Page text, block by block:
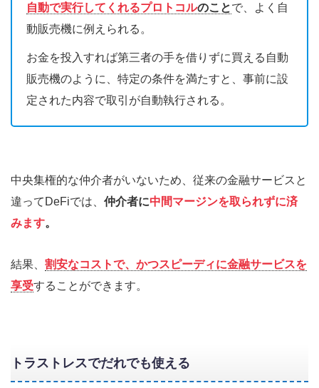
自動で実行してくれるプロトコルのことで、よく自
動販売機に例えられる。
お金を投入すれば第三者の手を借りずに買える自動
販売機のように、特定の条件を満たすと、事前に設
定された内容で取引が自動執行される。
中央集権的な仲介者がいないため、従来の金融サービスと
違ってDeFiでは、 仲介者に中間マージンを取られずに済
みます。
結果、 割安なコストで、かつスピーディに金融サービスを
享受することができます。
トラストレスでだれでも使える